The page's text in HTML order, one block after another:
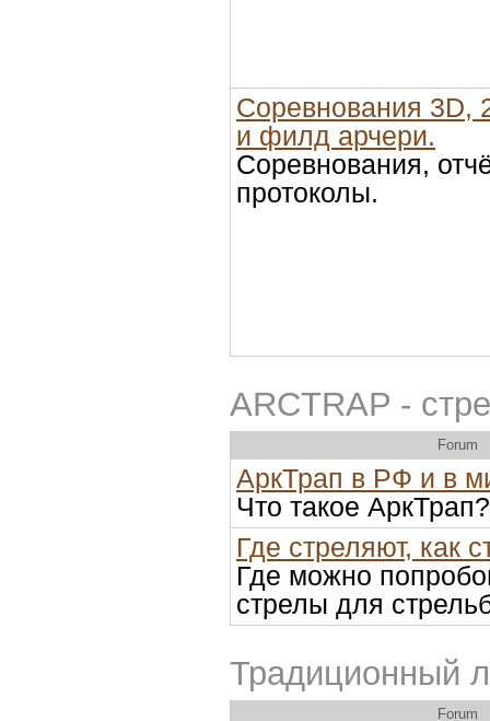
Соревнования 3D,
и филд арчери.
Соревнования,
протоколы.
ARCTRAP -
Forum
АркТрап в РФ и в
Что такое АркТрап?
Где стреляют, как
Где можно
стрелы для
Традиционный
Forum